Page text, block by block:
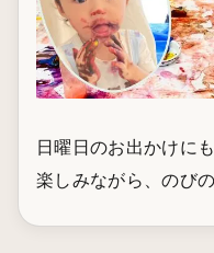
日曜日のお出かけに
楽しみながら、のび